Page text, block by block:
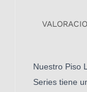
Nuestro Piso
Series tiene